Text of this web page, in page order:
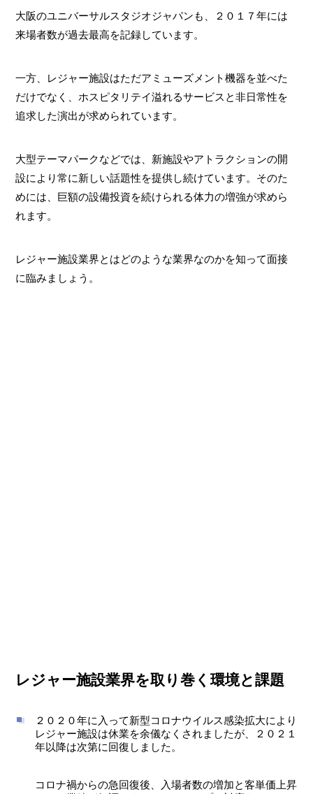
大阪のユニバーサルスタジオジャパンも、２０１７年には
来場者数が過去最高を記録しています。
一方、レジャー施設はただアミューズメント機器を並べた
だけでなく、ホスピタリテイ溢れるサービスと非日常性を
追求した演出が求められています。
大型テーマパークなどでは、新施設やアトラクションの開
設により常に新しい話題性を提供し続けています。そのた
めには、巨額の設備投資を続けられる体力の増強が求めら
れます。
レジャー施設業界とはどのような業界なのかを知って面接
に臨みましょう。
レジャー施設業界を取り巻く環境と課題
２０２０年に入って新型コロナウイルス感染拡大により
レジャー施設は休業を余儀なくされましたが、２０２１
年以降は次第に回復しました。
コロナ禍からの急回復後、入場者数の増加と客単価上昇